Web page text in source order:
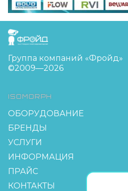
FreudGroup
Группа компаний «Фройд»
©2009—2026
ISOMORPH
ОБОРУДОВАНИЕ
БРЕНДЫ
УСЛУГИ
ИНФОРМАЦИЯ
ПРАЙС
КОНТАКТЫ